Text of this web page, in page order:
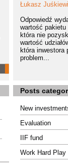
Łukasz
Odpowiedź
wartość pakietu
która nie
wartość
która inwestora
problem...
Posts
New
Evaluation
IIF fund
Work Hard Play